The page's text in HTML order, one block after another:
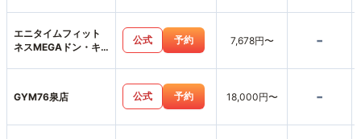
エニタイムフィット
ネスMEGAドン・キ
公式 予約 7,678円〜 -
GYM76泉店 公式 予約 18,000円〜 -